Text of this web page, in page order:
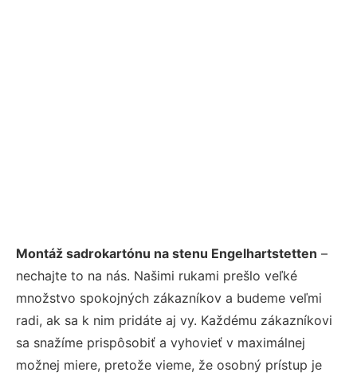
Montáž sadrokartónu na stenu Engelhartstetten –
nechajte to na nás. Našimi rukami prešlo veľké
množstvo spokojných zákazníkov a budeme veľmi
radi, ak sa k nim pridáte aj vy. Každému zákazníkovi
sa snažíme prispôsobiť a vyhovieť v maximálnej
možnej miere, pretože vieme, že osobný prístup je